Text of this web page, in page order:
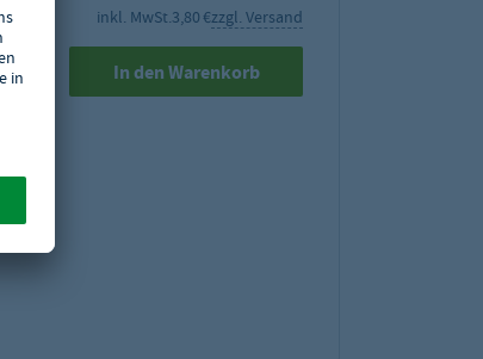
inkl. MwSt.3,80 €zzgl. Versand
In den Warenkorb